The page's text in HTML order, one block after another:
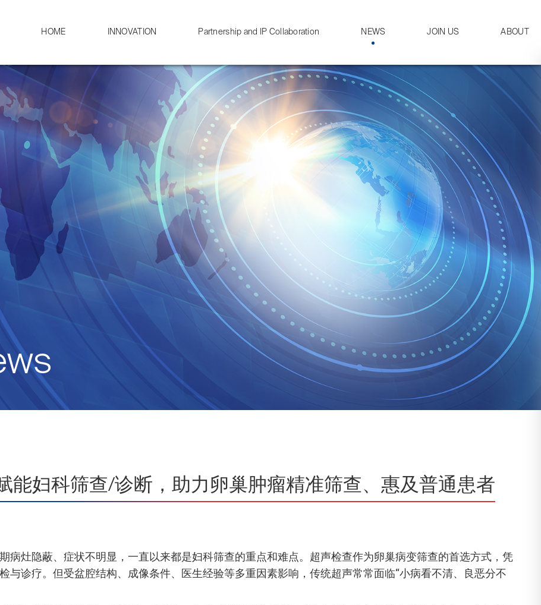
HOME INNOVATION Partnership and IP Collaboration NEWS JOIN US ABOUT
能妇科筛查/诊断，助力卵巢肿瘤精准筛查、惠及普通患者
病灶隐蔽、症状不明显，一直以来都是妇科筛查的重点和难点。超声检查作为卵巢病变筛查的首选方式，凭
与诊疗。但受盆腔结构、成像条件、医生经验等多重因素影响，传统超声常常面临“小病看不清、良恶分不